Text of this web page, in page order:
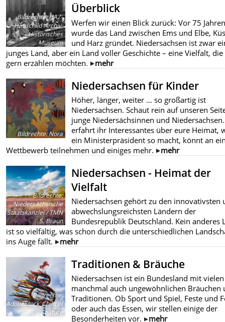
Bildrechte:HAZ-
Hauschild-Archiv,
Historisches
Museum
Überblick
Werfen wir einen Blick zurück: Vor 75 Jahren
wurde das Land zwischen Ems und Elbe,
und Harz gründet. Niedersachsen ist zwar
junges Land, aber ein Land voller Geschichte – eine Vielfalt,
gern erzählen möchten.
mehr
Bildrechte:Nora
Niedersachsen für Kinder
Höher, länger, weiter … so großartig ist
Niedersachsen. Schaut rein auf unseren
junge Niedersächsinnen und
erfahrt ihr Interessantes über eure Heimat,
ein Ministerpräsident so macht, könnt an
Wettbewerb teilnehmen und einiges mehr.
mehr
Bildrechte:
Niedersächsische
Staatskanzlei / TMN
S. Braun
Niedersachsen - Heimat der
Vielfalt
Niedersachsen gehört zu den innovativsten
abwechslungsreichsten Ländern der
Bundesrepublik Deutschland. Kein anderes
ist so vielfältig, was schon durch die unterschiedlichen
ins Auge fällt.
mehr
Bildrechte:
AdobeStock_Child of
nature
Traditionen & Bräuche
Niedersachsen ist ein Bundesland mit
manchmal auch ungewöhnlichen Bräuchen
Traditionen. Ob Sport und Spiel, Feste und
oder auch das Essen, wir stellen einige der
Besonderheiten vor.
mehr